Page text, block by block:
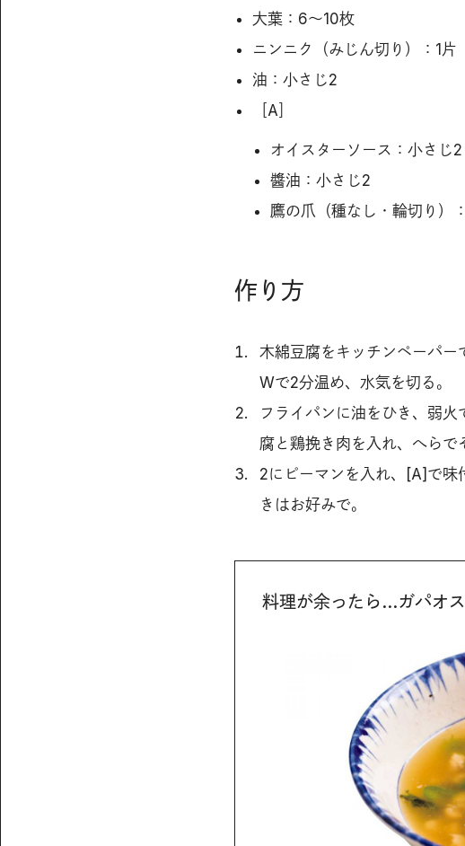
大葉：6〜10枚
ニンニク（みじん切り）：1片
油：小さじ2
［A］
オイスターソース：小さじ2
醬油：小さじ2
鷹の爪（種なし・輪切り）
作り方
木綿豆腐をキッチンペーパ
Wで2分温め、水気を切る。
フライパンに油をひき、弱
腐と鶏挽き肉を入れ、へらで
2にピーマンを入れ、[A]で味
きはお好みで。
料理が余ったら…ガパオ